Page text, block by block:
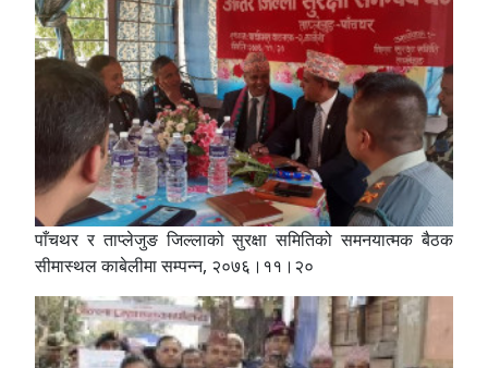
पाँचथर र ताप्लेजुङ जिल्लाको सुरक्षा समितिको समनयात्मक बैठक
सीमास्थल काबेलीमा सम्पन्न, २०७६।११।२०